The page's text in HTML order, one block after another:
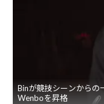
Binが競技シーンからの
Wenboを昇格